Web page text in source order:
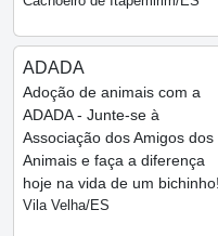
ADADA
Adoção de animais com a
ADADA - Junte-se à
Associação dos Amigos dos
Animais e faça a diferença
hoje na vida de um bichinho!
Vila Velha/ES